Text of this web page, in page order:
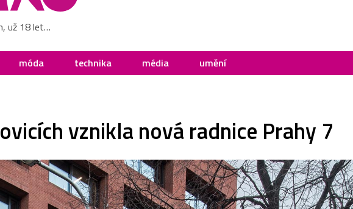
už 18 let…
móda technika média umění
vznikla nová radnice Prahy 7